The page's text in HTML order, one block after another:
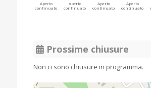
Aperto
continuato
Aperto
continuato
Aperto
continuato
Aperto
continuato
Prossime chiusure
Non ci sono chiusure in programma.